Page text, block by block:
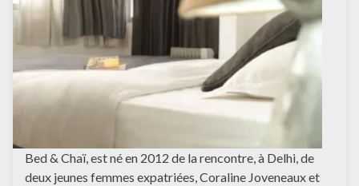
Bed & Chaï, est né en 2012 de la rencontre, à Delhi, de
deux jeunes femmes expatriées, Coraline Joveneaux et